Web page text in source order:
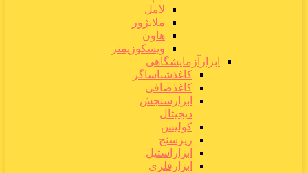
لامل
ملانژور
هاون
ویسکوزیمتر
ابزارآزمایشگاهی
کاغذشناساگر
کاغذصافی
ابزارسنجش
دیجیتال
کولیس
ریزسنج
ابزاراستیل
ابزارفلزی